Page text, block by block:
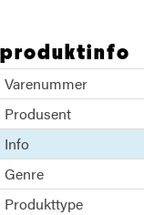
produktinfo
Varenummer
Produsent
Info
Genre
Produkttype